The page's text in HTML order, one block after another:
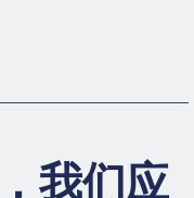
我们应